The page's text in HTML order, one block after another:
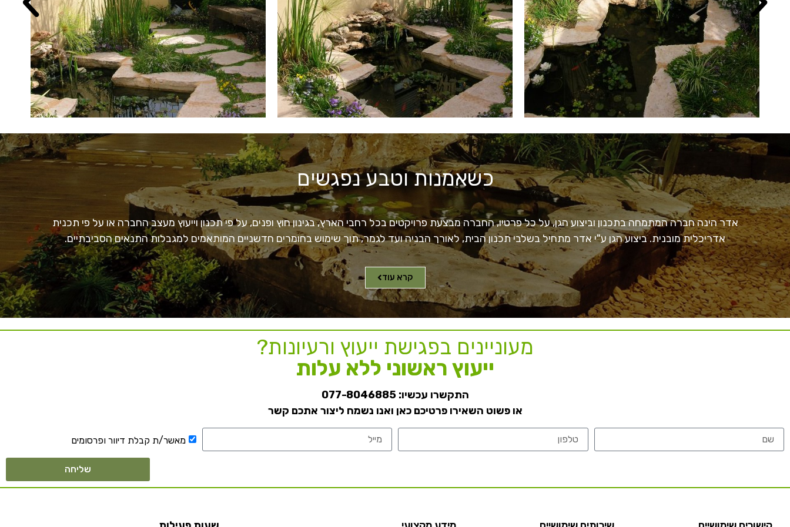
כשאמנות וטבע נפגשים
אדר הינה חברה המתמחה בתכנון וביצוע הגן, על כל פרטיו, החברה מבצעת פרויקטים בכל רחבי הארץ, בגינון חוץ ופנים, על פי תכנון וייעוץ מעצב החברה או על פי תכנית
אדריכלית מובנית. ביצוע הגן ע"י אדר מתחיל בשלבי תכנון הבית, לאורך הבניה ועד לגמר, תוך שימוש בחומרים חדשניים המותאמים למגבלות התנאים הסביבתיים.
קרא עוד
מעוניינים בפגישת ייעוץ ורעיונות?
ייעוץ ראשוני ללא עלות
התקשרו עכשיו:077-8046885
או פשוט השאירו פרטיכם כאן ואנו נשמח ליצור אתכם קשר
מאשר/ת קבלת דיוור ופרסומים
שליחה